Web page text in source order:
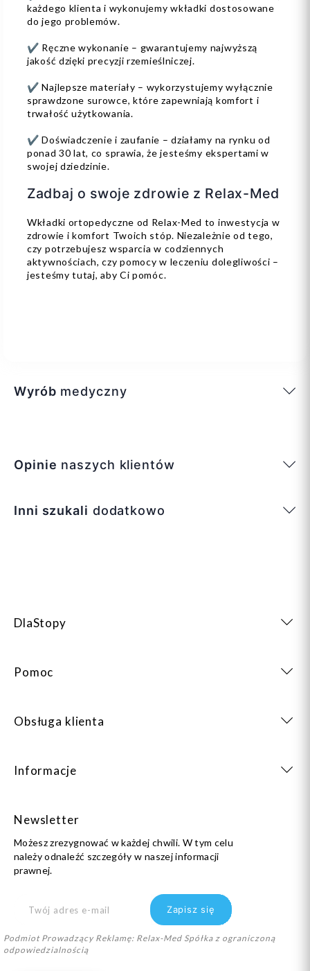
każdego klienta i wykonujemy wkładki dostosowane
do jego problemów.
✔ Ręczne wykonanie – gwarantujemy najwyższą
jakość dzięki precyzji rzemieślniczej.
✔ Najlepsze materiały – wykorzystujemy wyłącznie
sprawdzone surowce, które zapewniają komfort i
trwałość użytkowania.
✔ Doświadczenie i zaufanie – działamy na rynku od
ponad 30 lat, co sprawia, że jesteśmy ekspertami w
swojej dziedzinie.
Zadbaj o swoje zdrowie z Relax-Med
Wkładki ortopedyczne od Relax-Med to inwestycja w
zdrowie i komfort Twoich stóp. Niezależnie od tego,
czy potrzebujesz wsparcia w codziennych
aktywnościach, czy pomocy w leczeniu dolegliwości –
jesteśmy tutaj, aby Ci pomóc.
Wyrób medyczny
Opinie naszych klientów
Inni szukali dodatkowo
DlaStopy
Pomoc
Obsługa klienta
Informacje
Newsletter
Możesz zrezygnować w każdej chwili. W tym celu
należy odnaleźć szczegóły w naszej informacji
prawnej.
Podmiot Prowadzący Reklamę: Relax-Med Spółka z ograniczoną
odpowiedzialnością